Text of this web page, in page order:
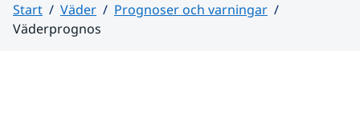
Start Väder
Prognoser och varningar
Väderprognos